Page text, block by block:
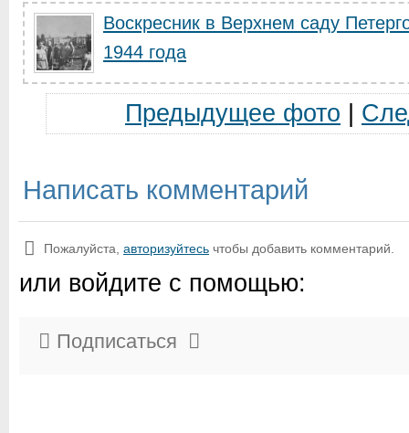
Воскресник в Верхнем саду
1944 года
Предыдущее фото
Написать комментарий
Пожалуйста, авторизуйтесь чтобы добавить комментарий.
или войдите с помощью:
Подписаться